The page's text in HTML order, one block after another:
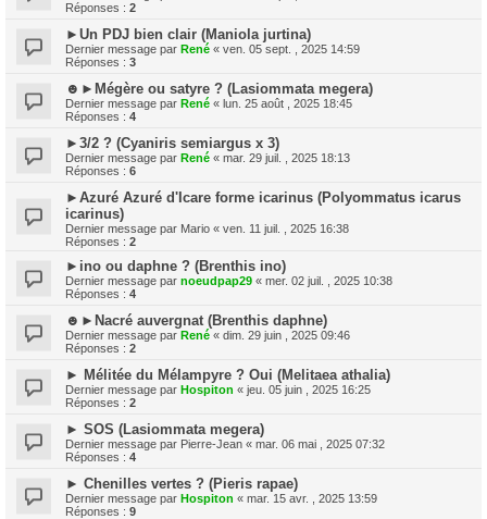
Réponses : 2
►Un PDJ bien clair (Maniola jurtina)
Dernier message par René « ven. 05 sept. , 2025 14:59
Réponses : 3
☻►Mégère ou satyre ? (Lasiommata megera)
Dernier message par René « lun. 25 août , 2025 18:45
Réponses : 4
►3/2 ? (Cyaniris semiargus x 3)
Dernier message par René « mar. 29 juil. , 2025 18:13
Réponses : 6
►Azuré Azuré d'Icare forme icarinus (Polyommatus icarus
icarinus)
Dernier message par Mario « ven. 11 juil. , 2025 16:38
Réponses : 2
►ino ou daphne ? (Brenthis ino)
Dernier message par noeudpap29 « mer. 02 juil. , 2025 10:38
Réponses : 4
☻►Nacré auvergnat (Brenthis daphne)
Dernier message par René « dim. 29 juin , 2025 09:46
Réponses : 2
► Mélitée du Mélampyre ? Oui (Melitaea athalia)
Dernier message par Hospiton « jeu. 05 juin , 2025 16:25
Réponses : 2
► SOS (Lasiommata megera)
Dernier message par Pierre-Jean « mar. 06 mai , 2025 07:32
Réponses : 4
► Chenilles vertes ? (Pieris rapae)
Dernier message par Hospiton « mar. 15 avr. , 2025 13:59
Réponses : 9